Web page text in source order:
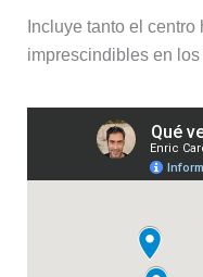
Incluye tanto el
imprescindibles en